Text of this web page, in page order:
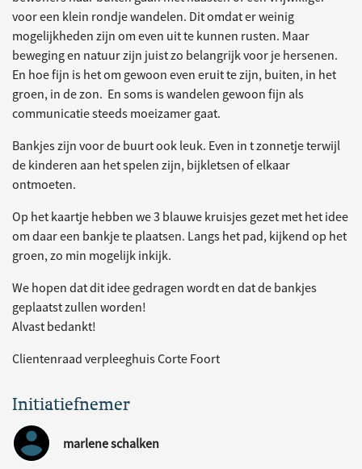
voor een klein rondje wandelen. Dit omdat er weinig
mogelijkheden zijn om even uit te kunnen rusten. Maar
beweging en natuur zijn juist zo belangrijk voor je hersenen.
En hoe fijn is het om gewoon even eruit te zijn, buiten, in het
groen, in de zon. En soms is wandelen gewoon fijn als
communicatie steeds moeizamer gaat.
Bankjes zijn voor de buurt ook leuk. Even in t zonnetje terwijl
de kinderen aan het spelen zijn, bijkletsen of elkaar
ontmoeten.
Op het kaartje hebben we 3 blauwe kruisjes gezet met het idee
om daar een bankje te plaatsen. Langs het pad, kijkend op het
groen, zo min mogelijk inkijk.
We hopen dat dit idee gedragen wordt en dat de bankjes
geplaatst zullen worden!
Alvast bedankt!
Clientenraad verpleeghuis Corte Foort
Initiatiefnemer
marlene schalken